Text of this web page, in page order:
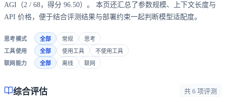
AGI（2 / 68，得分 96.50）。 本页还汇总了参数规模、上下文长度与
API 价格，便于结合评测结果与部署约束一起判断模型适配度。
思考模式 全部 常规
思考
工具使用
全部 使用工具
不使用工具
联网能力
全部 离线 联网
综合评估 共 6 项评测